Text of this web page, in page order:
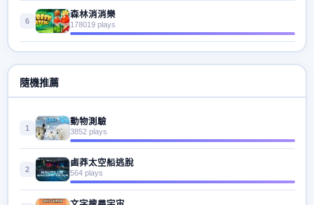
6
森林消消樂
178019 plays
隨機推薦
1
動物測驗
3852 plays
2
鹵莽太空船逃脫
564 plays